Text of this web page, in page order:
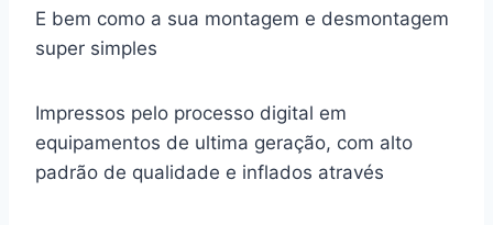
E bem como a sua montagem e desmontagem
super simples
Impressos pelo processo digital em
equipamentos de ultima geração, com alto
padrão de qualidade e inflados através